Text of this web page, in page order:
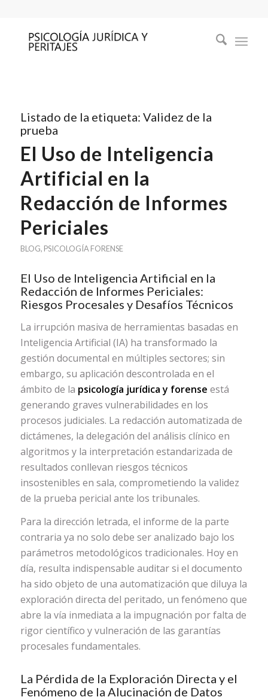
Listado de la etiqueta: Validez de la
prueba
El Uso de Inteligencia
Artificial en la
Redacción de Informes
Periciales
BLOG, PSICOLOGÍA FORENSE
El Uso de Inteligencia Artificial en la
Redacción de Informes Periciales:
Riesgos Procesales y Desafíos Técnicos
La irrupción masiva de herramientas basadas en
Inteligencia Artificial (IA) ha transformado la
gestión documental en múltiples sectores; sin
embargo, su aplicación descontrolada en el
ámbito de la psicología jurídica y forense está
generando graves vulnerabilidades en los
procesos judiciales. La redacción automatizada de
dictámenes, la delegación del análisis clínico en
algoritmos y la interpretación estandarizada de
resultados conllevan riesgos técnicos
insostenibles en sala, comprometiendo la validez
de la prueba pericial ante los tribunales.
Para la dirección letrada, el informe de la parte
contraria ya no solo debe ser analizado bajo los
parámetros metodológicos tradicionales. Hoy en
día, resulta indispensable auditar si el documento
ha sido objeto de una automatización que diluya la
exploración directa del peritado, un fenómeno que
abre la vía inmediata a la impugnación por falta de
rigor científico y vulneración de las garantías
procesales fundamentales.
La Pérdida de la Exploración Directa y el
Fenómeno de la Alucinación de Datos